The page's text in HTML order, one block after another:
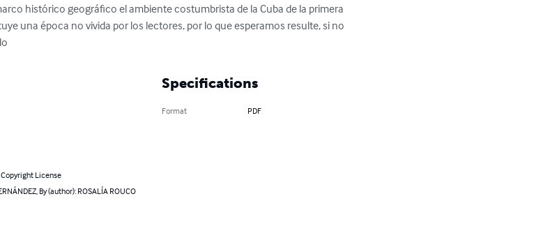
histórico geográfico el ambiente costumbrista de la Cuba de la primera
una época no vivida por los lectores, por lo que esperamos resulte, si no
License
By (author): ROSALÍA ROUCO
Specifications
Format PDF